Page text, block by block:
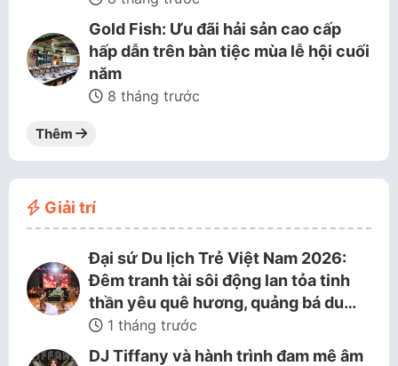
Gold Fish: Ưu đãi hải sản cao cấp
hấp dẫn trên bàn tiệc mùa lễ hội cuối
năm
8 tháng trước
Thêm
Giải trí
Đại sứ Du lịch Trẻ Việt Nam 2026:
Đêm tranh tài sôi động lan tỏa tinh
thần yêu quê hương, quảng bá du…
1 tháng trước
DJ Tiffany và hành trình đam mê âm